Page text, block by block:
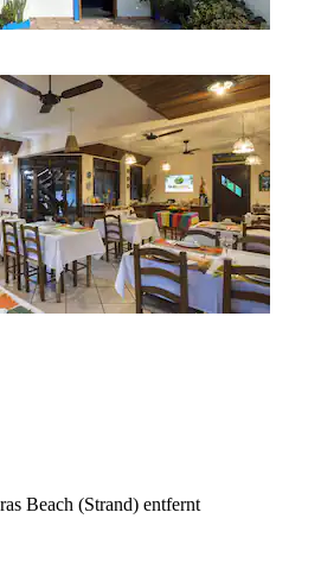
Beach (Strand) entfernt